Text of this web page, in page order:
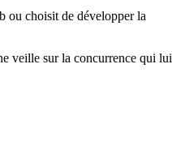
ou choisit de développer la
veille sur la concurrence qui lui